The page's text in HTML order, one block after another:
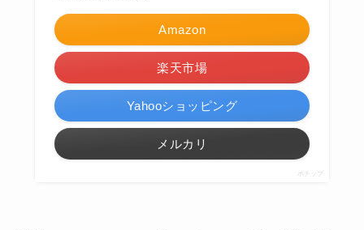
Amazon
楽天市場
Yahooショッピング
メルカリ
ポチップ